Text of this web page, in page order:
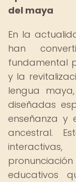
del maya
En la
han
fundamental
y la
lengua
diseñadas
enseñanza y
ancestral.
educativos